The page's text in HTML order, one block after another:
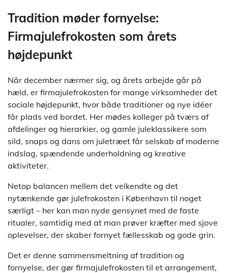
Tradition møder fornyelse:
Firmajulefrokosten som årets
højdepunkt
Når december nærmer sig, og årets arbejde går på
hæld, er firmajulefrokosten for mange virksomheder det
sociale højdepunkt, hvor både traditioner og nye idéer
får plads ved bordet. Her mødes kolleger på tværs af
afdelinger og hierarkier, og gamle juleklassikere som
sild, snaps og dans om juletræet får selskab af moderne
indslag, spændende underholdning og kreative
aktiviteter.
Netop balancen mellem det velkendte og det
nytænkende gør julefrokosten i København til noget
særligt – her kan man nyde gensynet med de faste
ritualer, samtidig med at man prøver kræfter med sjove
oplevelser, der skaber fornyet fællesskab og gode grin.
Det er denne sammensmeltning af tradition og
fornyelse, der gør firmajulefrokosten til et arrangement,